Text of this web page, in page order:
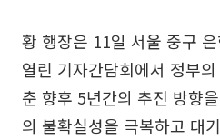
황 행장은 11일 서울 중구
열린 기자간담회에서 정부
춘 향후 5년간의 추진 방향
의 불확실성을 극복하고 대